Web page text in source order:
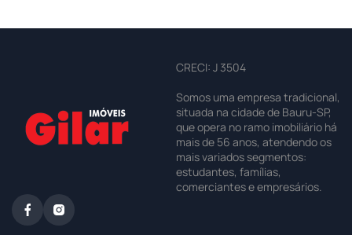
CRECI: J 3504
Somos uma empresa tradicional,
situada na cidade de Bauru-SP,
que opera no ramo imobiliário há
mais de 56 anos, atendendo os
mais variados segmentos:
estudantes, famílias,
comerciantes e empresários.